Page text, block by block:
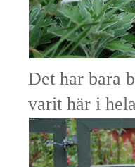
Det har bara
varit här i